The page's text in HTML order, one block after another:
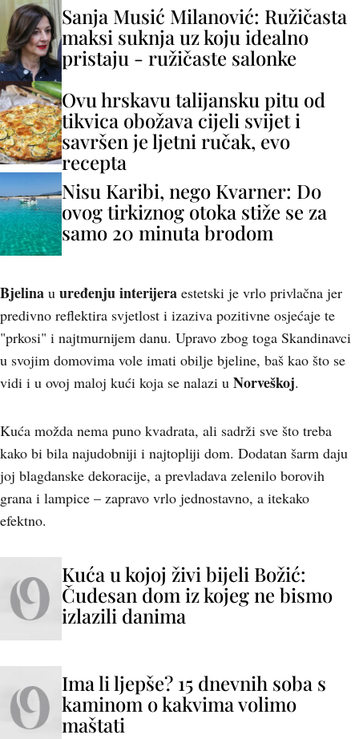
Sanja Musić Milanović: Ružičasta
maksi suknja uz koju idealno
pristaju - ružičaste salonke
Ovu hrskavu talijansku pitu od
tikvica obožava cijeli svijet i
savršen je ljetni ručak, evo
recepta
Nisu Karibi, nego Kvarner: Do
ovog tirkiznog otoka stiže se za
samo 20 minuta brodom
Bjelina u uređenju interijera estetski je vrlo privlačna jer
predivno reflektira svjetlost i izaziva pozitivne osjećaje te
"prkosi" i najtmurnijem danu. Upravo zbog toga Skandinavci
u svojim domovima vole imati obilje bjeline, baš kao što se
vidi i u ovoj maloj kući koja se nalazi u Norveškoj.
Kuća možda nema puno kvadrata, ali sadrži sve što treba
kako bi bila najudobniji i najtopliji dom. Dodatan šarm daju
joj blagdanske dekoracije, a prevladava zelenilo borovih
grana i lampice – zapravo vrlo jednostavno, a itekako
efektno.
Kuća u kojoj živi bijeli Božić:
Čudesan dom iz kojeg ne bismo
izlazili danima
Ima li ljepše? 15 dnevnih soba s
kaminom o kakvima volimo
maštati